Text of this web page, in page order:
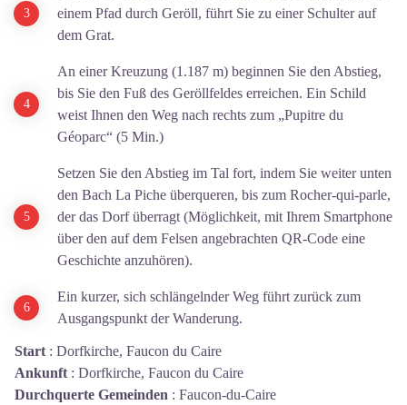
einem Pfad durch Geröll, führt Sie zu einer Schulter auf
dem Grat.
An einer Kreuzung (1.187 m) beginnen Sie den Abstieg,
bis Sie den Fuß des Geröllfeldes erreichen. Ein Schild
weist Ihnen den Weg nach rechts zum „Pupitre du
Géoparc“ (5 Min.)
Setzen Sie den Abstieg im Tal fort, indem Sie weiter unten
den Bach La Piche überqueren, bis zum Rocher-qui-parle,
der das Dorf überragt (Möglichkeit, mit Ihrem Smartphone
über den auf dem Felsen angebrachten QR-Code eine
Geschichte anzuhören).
Ein kurzer, sich schlängelnder Weg führt zurück zum
Ausgangspunkt der Wanderung.
Start : Dorfkirche, Faucon du Caire
Ankunft : Dorfkirche, Faucon du Caire
Durchquerte Gemeinden : Faucon-du-Caire